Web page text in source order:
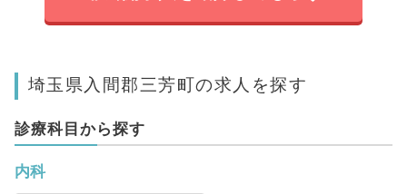
埼玉県入間郡三芳町の求人を探す
診療科目から探す
内科